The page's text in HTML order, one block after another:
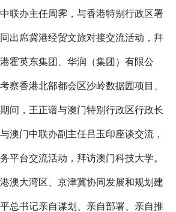
联办主任周霁，与香港特别行政区署
出席冀港经贸文旅对接交流活动，拜
霍英东集团、华润（集团）有限公
察香港北部都会区沙岭数据园项目、
间，王正谱与澳门特别行政区行政长
澳门中联办副主任吕玉印座谈交流，
平台交流活动，拜访澳门科技大学。
澳大湾区、京津冀协同发展和规划建
总书记亲自谋划、亲自部署、亲自推